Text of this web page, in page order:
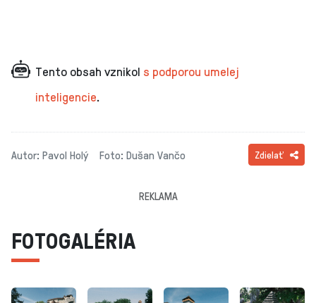
Tento obsah vznikol s podporou umelej
inteligencie.
Autor: Pavol Holý Foto: Dušan Vančo Zdielať
REKLAMA
FOTOGALÉRIA